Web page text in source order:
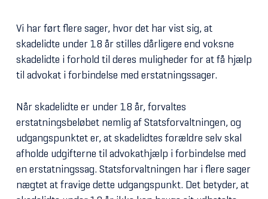
Vi har ført flere sager, hvor det har vist sig, at
skadelidte under 18 år stilles dårligere end voksne
skadelidte i forhold til deres muligheder for at få hjælp
til advokat i forbindelse med erstatningssager.
Når skadelidte er under 18 år, forvaltes
erstatningsbeløbet nemlig af Statsforvaltningen, og
udgangspunktet er, at skadelidtes forældre selv skal
afholde udgifterne til advokathjælp i forbindelse med
en erstatningssag. Statsforvaltningen har i flere sager
nægtet at fravige dette udgangspunkt. Det betyder, at